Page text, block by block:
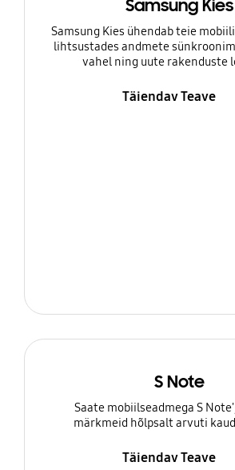
Samsung Kies
Samsung Kies ühendab teie
lihtsustades andmete
vahel ning uute rakenduste
Täiendav Teave
S Note
Saate mobiilseadmega S
märkmeid hõlpsalt arvuti
Täiendav Teave